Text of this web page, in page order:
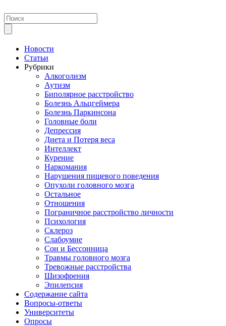
Новости
Статьи
Рубрики
Алкоголизм
Аутизм
Биполярное расстройство
Болезнь Альцгеймера
Болезнь Паркинсона
Головные боли
Депрессия
Диета и Потеря веса
Интеллект
Курение
Наркомания
Нарушения пищевого поведения
Опухоли головного мозга
Остальное
Отношения
Пограничное расстройство личности
Психология
Склероз
Слабоумие
Сон и Бессонница
Травмы головного мозга
Тревожные расстройства
Шизофрения
Эпилепсия
Содержание сайта
Вопросы-ответы
Университеты
Опросы